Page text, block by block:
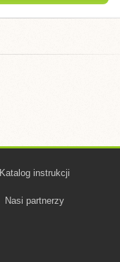
Katalog instrukcji
Nasi partnerzy